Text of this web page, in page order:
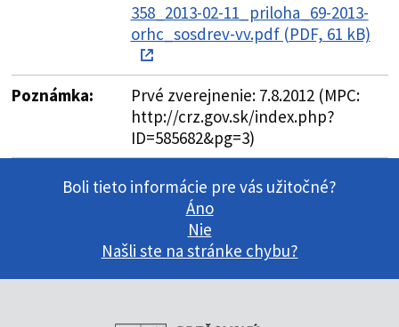
358_2013-02-11_priloha_69-2013-
orhc_sosdrev-vv.pdf (PDF, 61 kB)
Poznámka:
Prvé zverejnenie: 7.8.2012 (MPC:
http://crz.gov.sk/index.php?
ID=585682&pg=3)
Boli tieto informácie pre vás užitočné?
Áno
Nie
Našli ste na stránke chybu?